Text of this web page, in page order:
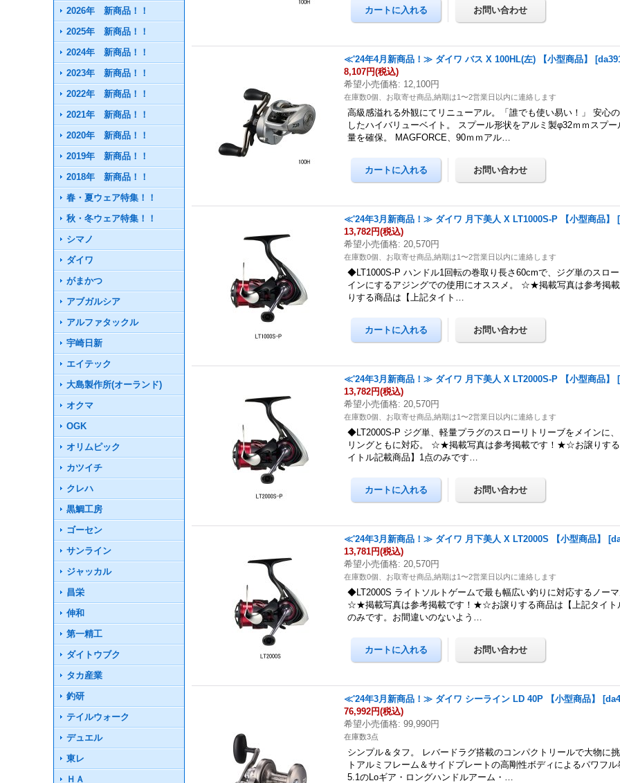
2026年 新商品！！
2025年 新商品！！
2024年 新商品！！
2023年 新商品！！
2022年 新商品！！
2021年 新商品！！
2020年 新商品！！
2019年 新商品！！
2018年 新商品！！
春・夏ウェア特集！！
秋・冬ウェア特集！！
シマノ
ダイワ
がまかつ
アブガルシア
アルファタックル
宇崎日新
エイテック
大島製作所(オーランド)
オクマ
OGK
オリムピック
カツイチ
クレハ
黒鯛工房
ゴーセン
サンライン
ジャッカル
昌栄
伸和
第一精工
ダイトウブク
タカ産業
釣研
テイルウォーク
デュエル
東レ
ＨＡ
≪'24年4月新商品！≫ ダイワ バス X 100HL(左) 【小型商品】 [
8,107円(税込)
希望小売価格: 12,100円
在庫数0個、お取寄せ商品,納期は1〜2営業日以内に連絡します
高級感溢れる外観にてリニューアル。「誰でも使い易い！」 安心
したハイバリューベイト。 スプール形状をアルミ製φ32ｍｍスプ
量を確保。 MAGFORCE、90ｍｍアル…
≪'24年3月新商品！≫ ダイワ 月下美人 X LT1000S-P 【小型商品】
[
13,782円(税込)
希望小売価格: 20,570円
在庫数0個、お取寄せ商品,納期は1〜2営業日以内に連絡します
◆LT1000S-P ハンドル1回転の巻取り長さ60cmで、ジグ単のスロ
インにするアジングでの使用にオススメ。 ☆★掲載写真は参考掲
りする商品は【上記タイト…
≪'24年3月新商品！≫ ダイワ 月下美人 X LT2000S-P 【小型商品】
[
13,782円(税込)
希望小売価格: 20,570円
在庫数0個、お取寄せ商品,納期は1〜2営業日以内に連絡します
◆LT2000S-P ジグ単、軽量プラグのスローリトリーブをメインに
リングともに対応。 ☆★掲載写真は参考掲載です！★☆お譲りす
イトル記載商品】1点のみです…
≪'24年3月新商品！≫ ダイワ 月下美人 X LT2000S 【小型商品】 [
13,781円(税込)
希望小売価格: 20,570円
在庫数0個、お取寄せ商品,納期は1〜2営業日以内に連絡します
◆LT2000S ライトソルトゲームで最も幅広い釣りに対応するノー
☆★掲載写真は参考掲載です！★☆お譲りする商品は【上記タイト
のみです。お間違いのないよう…
≪'24年3月新商品！≫ ダイワ シーライン LD 40P 【小型商品】 [
76,992円(税込)
希望小売価格: 99,990円
在庫数3点
シンプル＆タフ。 レバードラグ搭載のコンパクトリールで大物に
トアルミフレーム＆サイドプレートの高剛性ボディによるパワフ
5.1のLoギア・ロングハンドルアーム・…